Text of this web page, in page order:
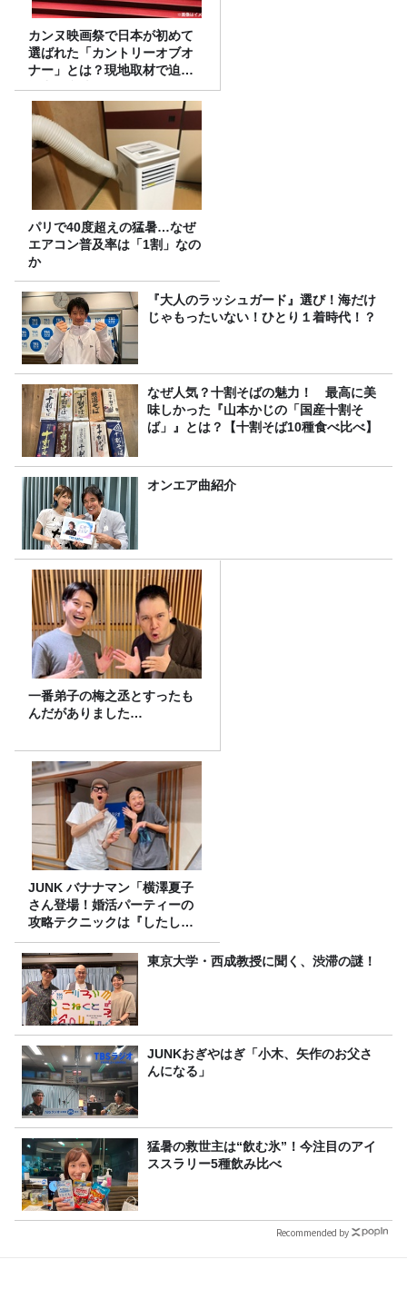
カンヌ映画祭で日本が初めて
選ばれた「カントリーオブオ
ナー」とは？現地取材で迫る
選出の意味
パリで40度超えの猛暑…なぜ
エアコン普及率は「1割」なの
か
『大人のラッシュガード』選び！海だけ
じゃもったいない！ひとり１着時代！？
なぜ人気？十割そばの魅力！ 最高に美
味しかった『山本かじの「国産十割そ
ば」』とは？【十割そば10種食べ比べ】
オンエア曲紹介
一番弟子の梅之丞とすったも
んだがありました…
JUNK バナナマン「横澤夏子
さん登場！婚活パーティーの
攻略テクニックは『したし
げ』！？」
東京大学・西成教授に聞く、渋滞の謎！
JUNKおぎやはぎ「小木、矢作のお父さ
んになる」
猛暑の救世主は“飲む氷”！今注目のアイ
ススラリー5種飲み比べ
Recommended by